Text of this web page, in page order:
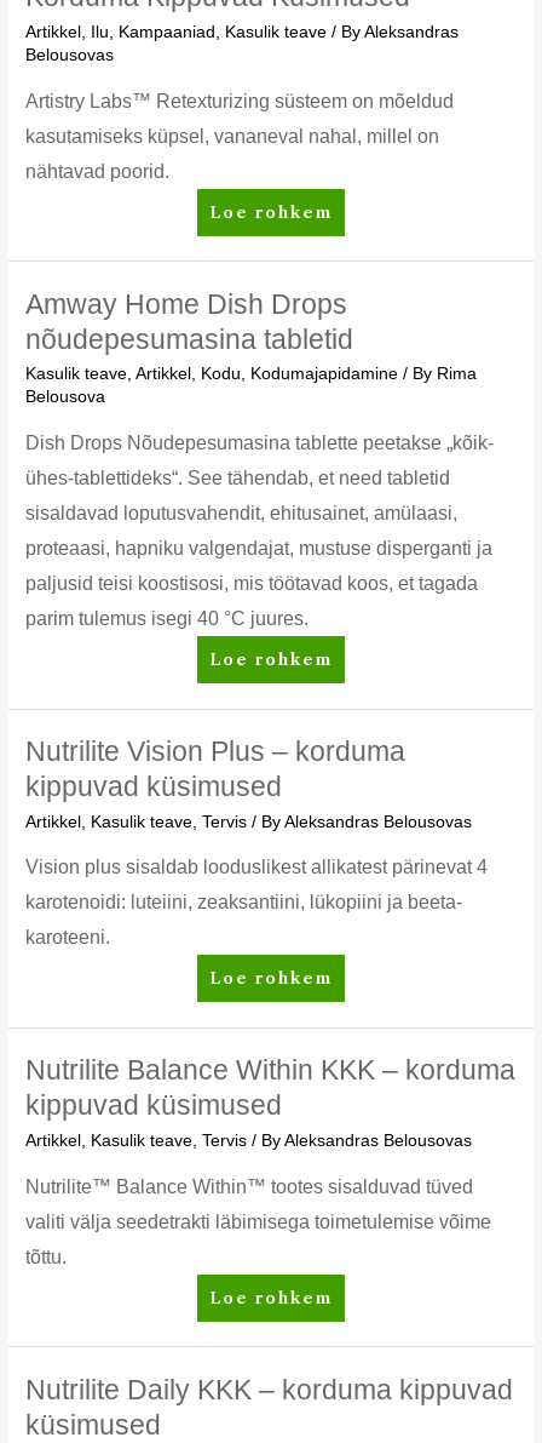
–
korduma
küsimused
Artikkel , Ilu, Kampaaniad , Kasulik teave / ByAleksandras
Belousovas
Artistry Labs™ Retexturizing süsteem on mõeldud
kasutamiseks küpsel, vananeval nahal, millel on
nähtavad poorid.
Artistry
Labs
Retexturizing
Süsteem
Korduma
Kippuvad
Loe rohkem
Amway Home Dish Drops
nõudepesumasina tabletid
Kasulik teave,Artikkel , Kodu, Kodumajapidamine / By Rima
Belousova
Dish Drops Nõudepesumasina tablette peetakse „kõik-
ühes-tablettideks“. See tähendab, et need tabletid
sisaldavad loputusvahendit, ehitusainet, amülaasi,
proteaasi, hapniku valgendajat, mustuse disperganti ja
paljusid teisi koostisosi, mis töötavad koos, et tagada
parim tulemus isegi 40 °C juures.
Amway
Home
Dish
Drops
tabletid
Loe rohkem
Nutrilite Vision Plus – korduma
kippuvad küsimused
Artikkel Kasulik teave ,Tervis / ByAleksandras Belousovas
Vision plus sisaldab looduslikest allikatest pärinevat 4
karotenoidi: luteiini, zeaksantiini, lükopiini ja beeta-
karoteeni.
Nutrilite
Vision
Plus
–
kippuvad
küsimused
Loe rohkem
Nutrilite Balance Within KKK – korduma
kippuvad küsimused
Artikkel Kasulik teave ,Tervis / ByAleksandras Belousovas
Nutrilite™ Balance Within™ tootes sisalduvad tüved
valiti välja seedetrakti läbimisega toimetulemise võime
tõttu.
Nutrilite
Balance
Within
KKK
Loe rohkem
Nutrilite Daily KKK – korduma kippuvad
küsimused